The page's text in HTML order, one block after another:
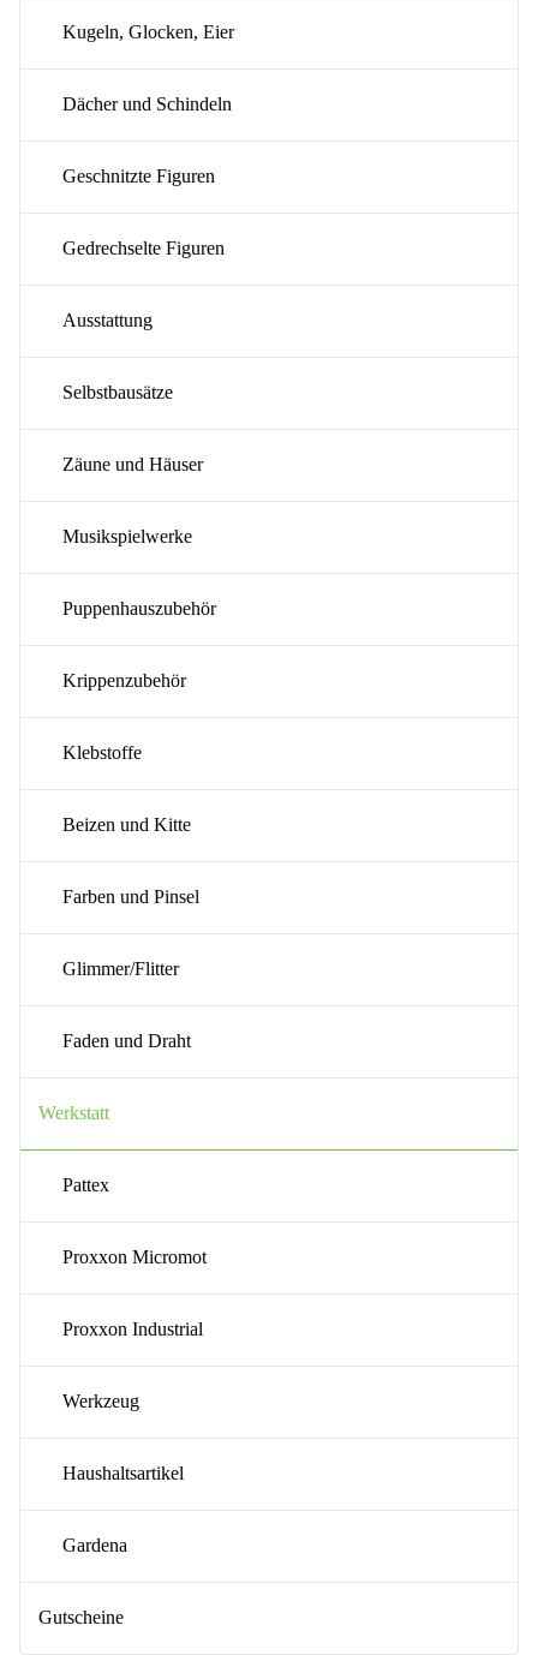
Kugeln, Glocken, Eier
Dächer und Schindeln
Geschnitzte Figuren
Gedrechselte Figuren
Ausstattung
Selbstbausätze
Zäune und Häuser
Musikspielwerke
Puppenhauszubehör
Krippenzubehör
Klebstoffe
Beizen und Kitte
Farben und Pinsel
Glimmer/Flitter
Faden und Draht
Werkstatt
Pattex
Proxxon Micromot
Proxxon Industrial
Werkzeug
Haushaltsartikel
Gardena
Gutscheine